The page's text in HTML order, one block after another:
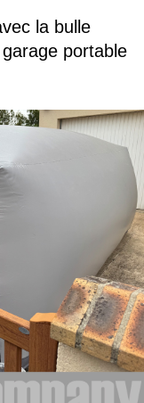
la bulle
portable